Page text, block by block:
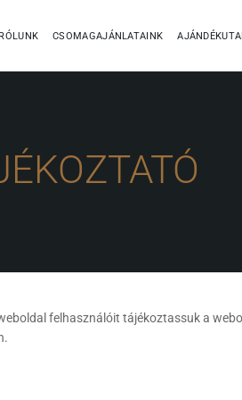
RÓLUNK CSOMAGAJÁNLATAINK
felhasználóit tájékoztassuk a